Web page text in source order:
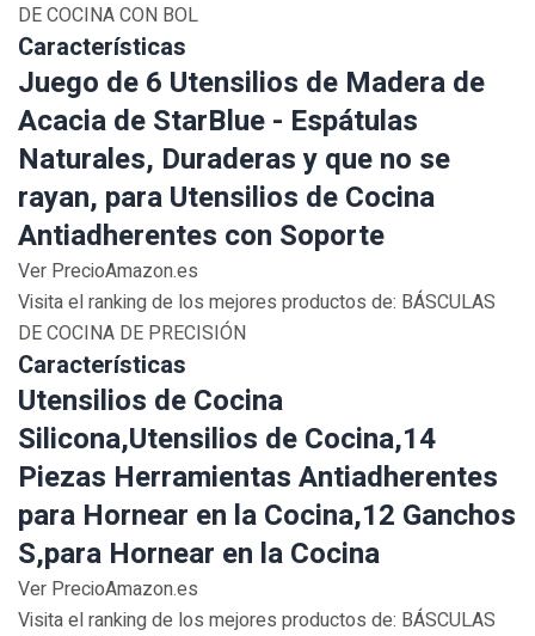
DE COCINA CON BOL
Características
Juego de 6 Utensilios de Madera de
Acacia de StarBlue - Espátulas
Naturales, Duraderas y que no se
rayan, para Utensilios de Cocina
Antiadherentes con Soporte
Ver PrecioAmazon.es
Visita el ranking de los mejores productos de: BÁSCULAS
DE COCINA DE PRECISIÓN
Características
Utensilios de Cocina
Silicona,Utensilios de Cocina,14
Piezas Herramientas Antiadherentes
para Hornear en la Cocina,12 Ganchos
S,para Hornear en la Cocina
Ver PrecioAmazon.es
Visita el ranking de los mejores productos de: BÁSCULAS